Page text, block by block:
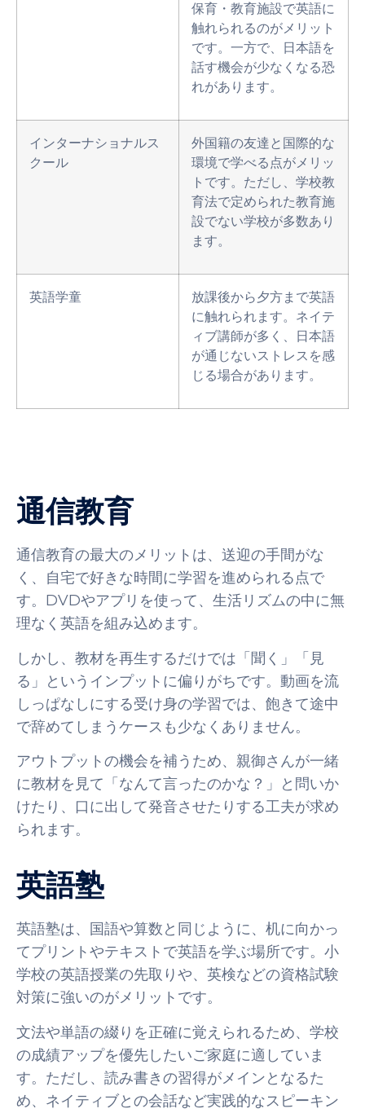
保育・教育施設で英語に
触れられるのがメリット
です。一方で、日本語を
話す機会が少なくなる恐
れがあります。
インターナショナルス
クール
外国籍の友達と国際的な
環境で学べる点がメリッ
トです。ただし、学校教
育法で定められた教育施
設でない学校が多数あり
ます。
英語学童
放課後から夕方まで英語
に触れられます。ネイテ
ィブ講師が多く、日本語
が通じないストレスを感
じる場合があります。
通信教育
通信教育の最大のメリットは、送迎の手間がな
く、自宅で好きな時間に学習を進められる点で
す。DVDやアプリを使って、生活リズムの中に無
理なく英語を組み込めます。
しかし、教材を再生するだけでは「聞く」「見
る」というインプットに偏りがちです。動画を流
しっぱなしにする受け身の学習では、飽きて途中
で辞めてしまうケースも少なくありません。
アウトプットの機会を補うため、親御さんが一緒
に教材を見て「なんて言ったのかな？」と問いか
けたり、口に出して発音させたりする工夫が求め
られます。
英語塾
英語塾は、国語や算数と同じように、机に向かっ
てプリントやテキストで英語を学ぶ場所です。小
学校の英語授業の先取りや、英検などの資格試験
対策に強いのがメリットです。
文法や単語の綴りを正確に覚えられるため、学校
の成績アップを優先したいご家庭に適していま
す。ただし、読み書きの習得がメインとなるた
め、ネイティブとの会話など実践的なスピーキン